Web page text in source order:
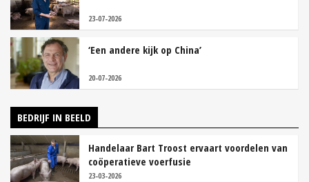
23-07-2026
‘Een andere kijk op China’
20-07-2026
BEDRIJF IN BEELD
Handelaar Bart Troost ervaart voordelen van
coöperatieve voerfusie
23-03-2026